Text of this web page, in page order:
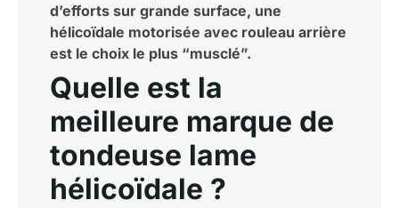
d’efforts sur grande surface, une
hélicoïdale motorisée avec rouleau arrière
est le choix le plus “musclé”.
Quelle est la
meilleure marque de
tondeuse lame
hélicoïdale ?